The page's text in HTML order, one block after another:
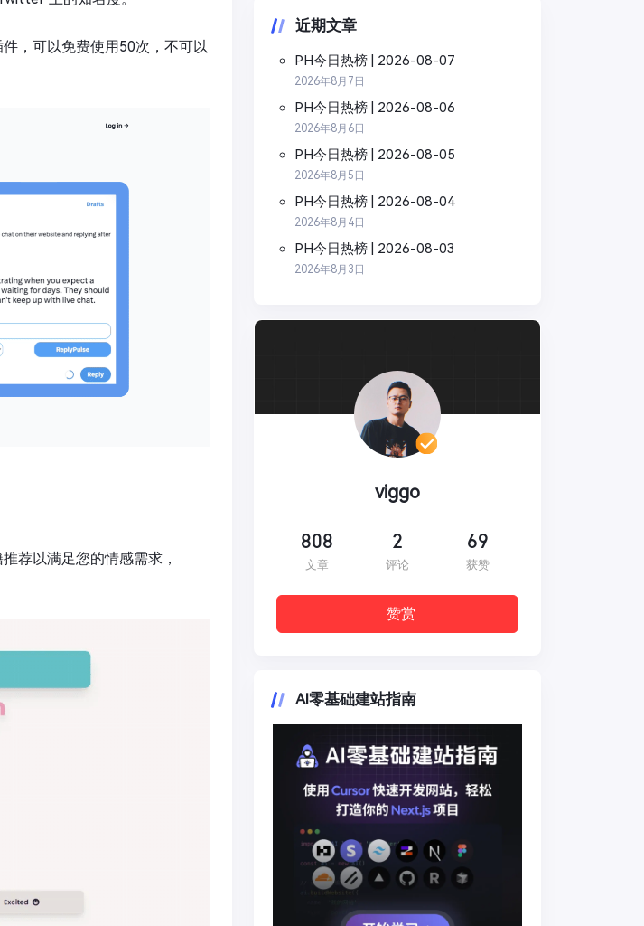
，可以免费使用50次，不可以
荐以满足您的情感需求，
近期文章
PH今日热榜 | 2026-08-07
2026年8月7日
PH今日热榜 | 2026-08-06
2026年8月6日
PH今日热榜 | 2026-08-05
2026年8月5日
PH今日热榜 | 2026-08-04
2026年8月4日
PH今日热榜 | 2026-08-03
2026年8月3日
viggo
808
文章
2
评论
69
获赞
赞赏
AI零基础建站指南